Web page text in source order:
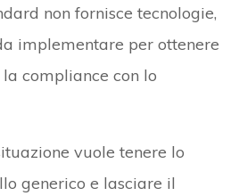
non fornisce tecnologie,
implementare per ottenere
compliance con lo
vuole tenere lo
generico e lasciare il